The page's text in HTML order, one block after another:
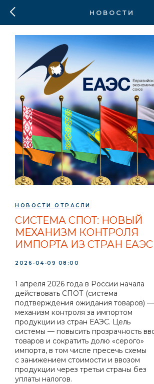
НОВОСТИ
НОВОСТИ ОТРАСЛИ
СИСТЕМА СПОТ: НОВЫЙ
МЕХАНИЗМ КОНТРОЛЯ
ИМПОРТА ИЗ СТРАН ЕАЭС
2026-04-09 08:00
1 апреля 2026 года в России начала
действовать СПОТ (система
подтверждения ожидания товаров) —
механизм контроля за импортом
продукции из стран ЕАЭС. Цель
системы — повысить прозрачность
товаров и сократить долю «серого»
импорта, в том числе пресечь схемы
с занижением стоимости и ввозом
продукции через третьи страны без
уплаты налогов.